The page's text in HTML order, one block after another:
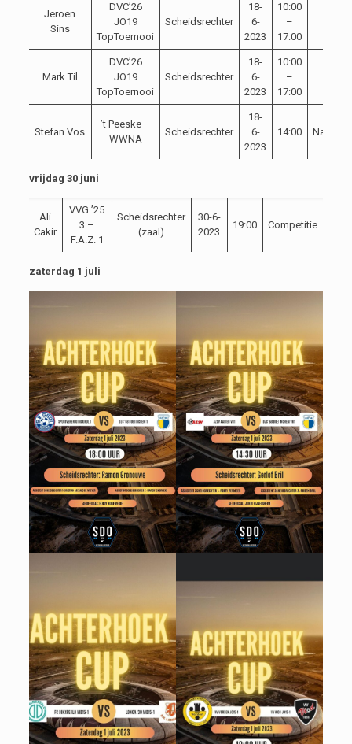
Jeroen
Sins
DVC’26
JO19
TopToernooi
Scheidsrechter
18-
6-
2023
10:00
–
17:00
Mark Til
DVC’26
JO19
TopToernooi
Scheidsrechter
18-
6-
2023
10:00
–
17:00
Stefan Vos
’t Peeske –
WWNA
Scheidsrechter
18-
6-
2023
14:00
vrijdag 30 juni
Ali
Cakir
VVG ’25
3 –
F.A.Z. 1
Scheidsrechter
(zaal)
30-6-
2023
19:00 Competitie
zaterdag 1 juli